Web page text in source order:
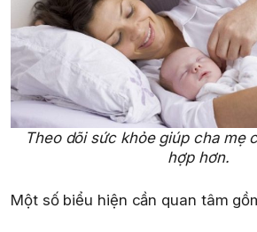
Theo dõi sức khỏe giúp cha mẹ
hợp hơn.
Một số biểu hiện cần quan tâm